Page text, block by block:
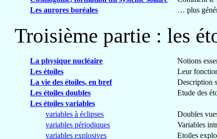
Les aurores boréales
… plus
Troisième partie : les
La physique nucléaire
Notions
Les étoiles
Leur
La vie des étoiles, en bref
Description
Les étoiles doubles
Etude des
Les étoiles variables
variables à éclipses
Doubles
variables périodiques
Variables
variables explosives
Etoiles